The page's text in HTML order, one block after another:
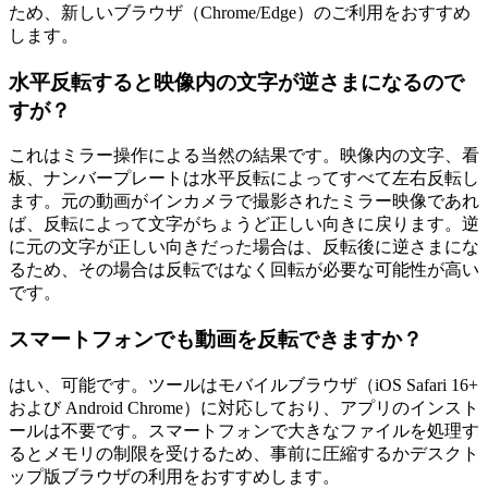
ため、新しいブラウザ（Chrome/Edge）のご利用をおすすめ
します。
水平反転すると映像内の文字が逆さまになるので
すが？
これはミラー操作による当然の結果です。映像内の文字、看
板、ナンバープレートは水平反転によってすべて左右反転し
ます。元の動画がインカメラで撮影されたミラー映像であれ
ば、反転によって文字がちょうど正しい向きに戻ります。逆
に元の文字が正しい向きだった場合は、反転後に逆さまにな
るため、その場合は反転ではなく回転が必要な可能性が高い
です。
スマートフォンでも動画を反転できますか？
はい、可能です。ツールはモバイルブラウザ（iOS Safari 16+
および Android Chrome）に対応しており、アプリのインスト
ールは不要です。スマートフォンで大きなファイルを処理す
るとメモリの制限を受けるため、事前に圧縮するかデスクト
ップ版ブラウザの利用をおすすめします。